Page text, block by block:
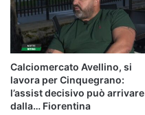
Calciomercato Avellino, si
lavora per Cinquegrano:
l’assist decisivo può arrivare
dalla… Fiorentina